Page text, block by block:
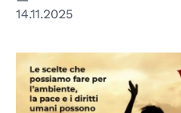
14.11.2025